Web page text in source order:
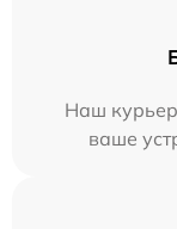
Наш
ваше